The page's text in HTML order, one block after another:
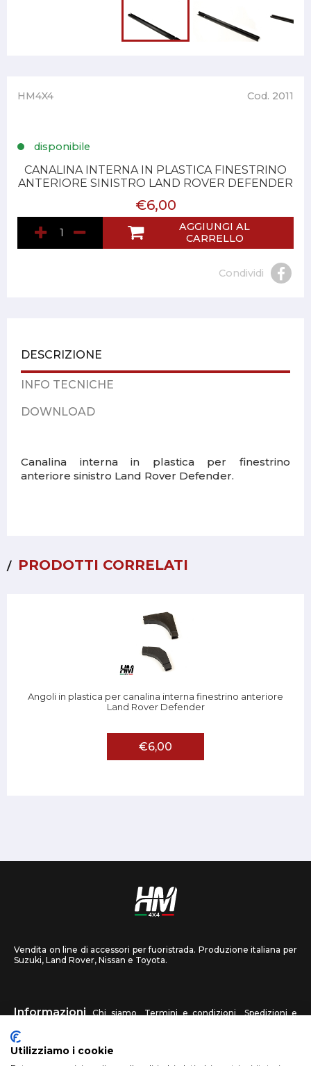
HM4X4 Cod. 2011
disponibile
CANALINA INTERNA IN PLASTICA FINESTRINO
ANTERIORE SINISTRO LAND ROVER DEFENDER
€6,00
AGGIUNGI AL
CARRELLO
Condividi
DESCRIZIONE
INFO TECNICHE
DOWNLOAD
Canalina interna in plastica per finestrino
anteriore sinistro Land Rover Defender.
PRODOTTI CORRELATI
Angoli in plastica per canalina interna finestrino anteriore
Land Rover Defender
€6,00
Vendita on line di accessori per fuoristrada. Produzione italiana per
Suzuki, Land Rover, Nissan e Toyota.
Informazioni Chi siamo Termini e condizioni
Spedizioni e
recessi
Utilizziamo i cookie